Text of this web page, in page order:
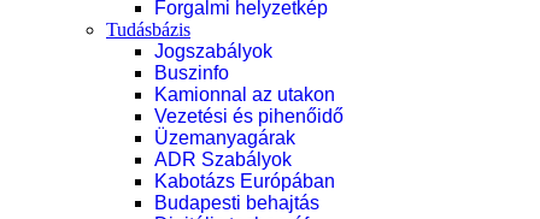
Forgalmi helyzetkép
Tudásbázis
Jogszabályok
Buszinfo
Kamionnal az utakon
Vezetési és pihenőidő
Üzemanyagárak
ADR Szabályok
Kabotázs Európában
Budapesti behajtás